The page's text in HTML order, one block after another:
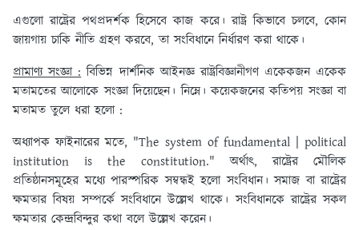
এগুলো রাষ্ট্রের পথপ্রদর্শক হিসেবে কাজ করে। রাষ্ট্র কিভাবে চলবে, কোন
জায়গায় চাকি নীতি গ্রহণ করবে, তা সংবিধানে নির্ধারণ করা থাকে।
প্রামাণ্য সংজ্ঞা :বিভিন্ন দার্শনিক আইনজ্ঞ রাষ্ট্রবিজ্ঞানীগণ একেকজন একেক
মতামতের আলোকে সংজ্ঞা দিয়েছেন। নিম্নে। কয়েকজনের কতিপয় সংজ্ঞা বা
মতামত তুলে ধরা হলো :
অধ্যাপক ফাইনারের মতে, "The system of fundamental | political
institution is the constitution." অর্থাৎ, রাষ্ট্রের মৌলিক
প্রতিষ্ঠানসমূহের মধ্যে পারস্পরিক সম্বন্ধই হলো সংবিধান। সমাজ বা রাষ্ট্রের
ক্ষমতার বিষয় সম্পর্কে সংবিধানে উল্লেখ থাকে। সংবিধানকে রাষ্ট্রের সকল
ক্ষমতার কেন্দ্রবিন্দুর কথা বলে উল্লেখ করেন।